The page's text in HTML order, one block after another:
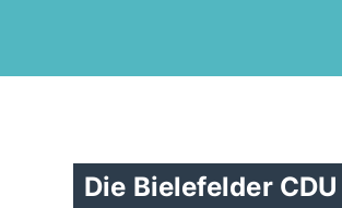
Die Bielefelder